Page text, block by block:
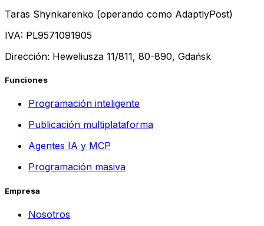
Taras Shynkarenko (operando como AdaptlyPost)
IVA: PL9571091905
Dirección: Heweliusza 11/811, 80-890, Gdańsk
Funciones
Programación inteligente
Publicación multiplataforma
Agentes IA y MCP
Programación masiva
Empresa
Nosotros